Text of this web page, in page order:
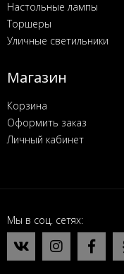
Настольные лампы
Торшеры
Уличные светильники
Магазин
Корзина
Оформить заказ
Личный кабинет
Мы в соц. сетях